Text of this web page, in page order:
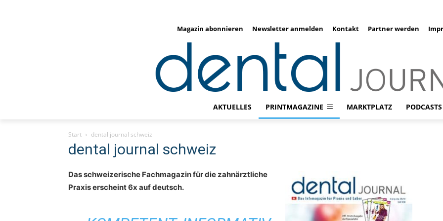
Magazin abonnieren Newsletter anmelden Kontakt Partner werden
AKTUELLES PRINTMAGAZINE MARKTPLATZ PODCASTS
Start dental journal schweiz
dental journal schweiz
Das schweizerische Fachmagazin für die zahnärztliche
Praxis erscheint 6x auf deutsch.